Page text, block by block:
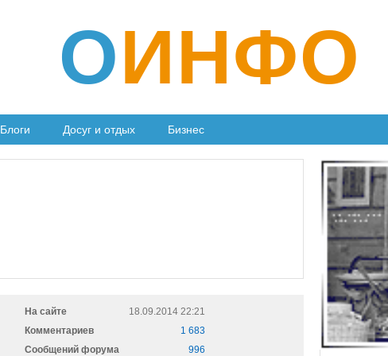
ОИНФО
Блоги Досуг и отдых Бизнес
На сайте
18.09.2014 22:21
Комментариев
1 683
Cообщений форума
996